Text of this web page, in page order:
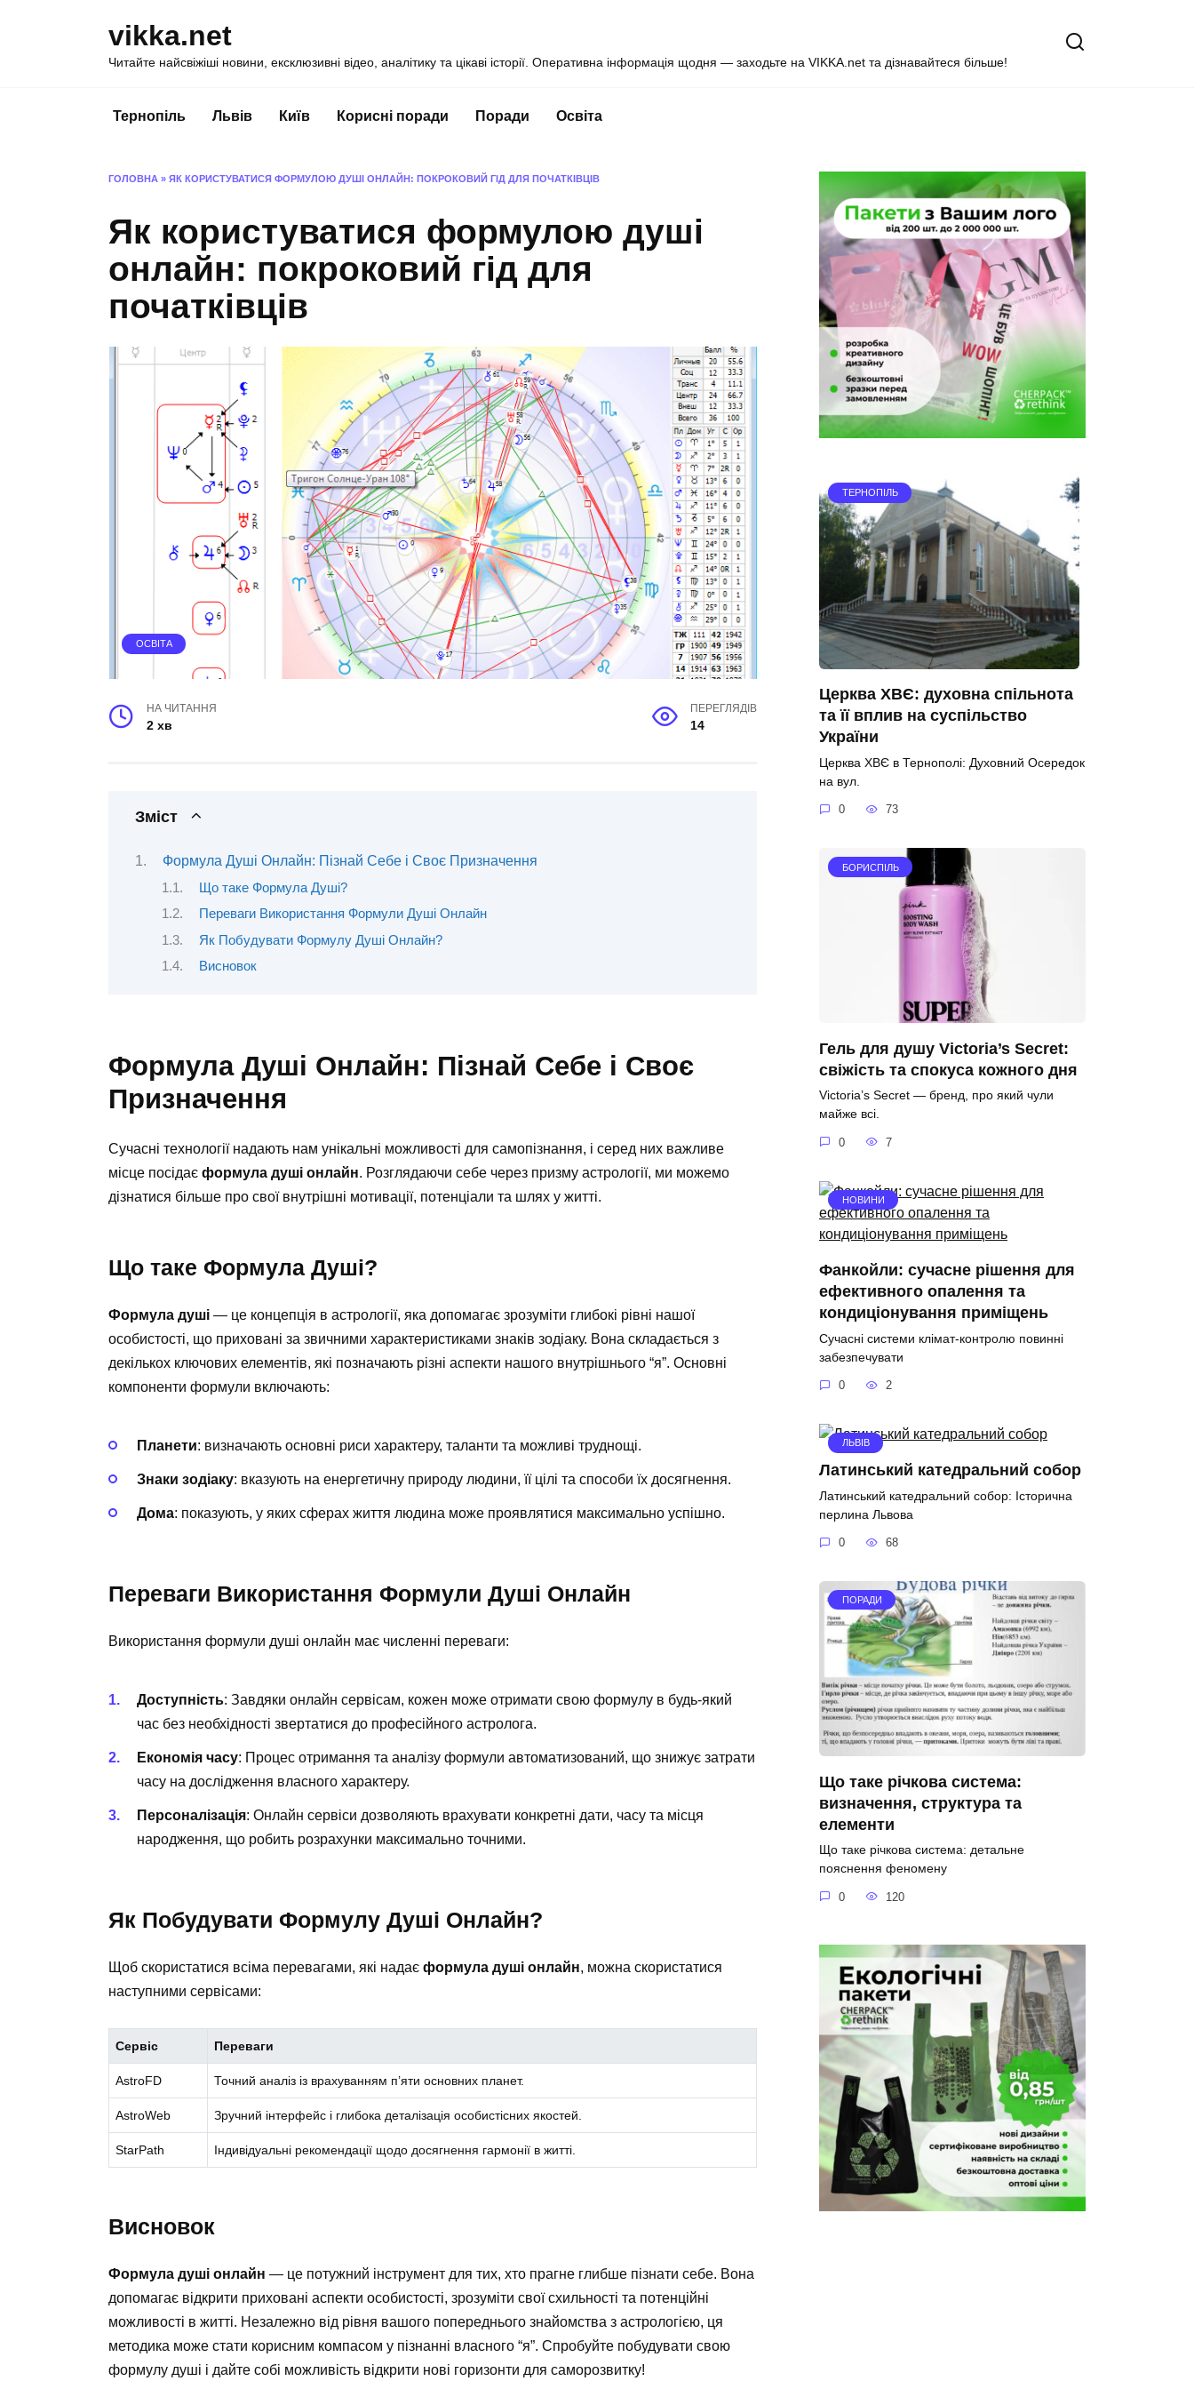
vikka.net
Читайте найсвіжіші новини, ексклюзивні відео, аналітику та цікаві історії. Оперативна інформація щодня — заходьте на VIKKA.net та дізнавайтеся більше!
Тернопіль Львів Київ Корисні поради Поради Освіта
ГОЛОВНА » ЯК КОРИСТУВАТИСЯ ФОРМУЛОЮ ДУШІ ОНЛАЙН: ПОКРОКОВИЙ ГІД ДЛЯ ПОЧАТКІВЦІВ
Як користуватися формулою душі
онлайн: покроковий гід для
початківців
ОСВІТА
НА ЧИТАННЯ
2 хв
ПЕРЕГЛЯДІВ
14
Зміст
Формула Душі Онлайн: Пізнай Себе і Своє Призначення
Що таке Формула Душі?
Переваги Використання Формули Душі Онлайн
Як Побудувати Формулу Душі Онлайн?
Висновок
Формула Душі Онлайн: Пізнай Себе і Своє
Призначення
Сучасні технології надають нам унікальні можливості для самопізнання, і серед них важливе
місце посідає формула душі онлайн. Розглядаючи себе через призму астрології, ми можемо
дізнатися більше про свої внутрішні мотивації, потенціали та шлях у житті.
Що таке Формула Душі?
Формула душі — це концепція в астрології, яка допомагає зрозуміти глибокі рівні нашої
особистості, що приховані за звичними характеристиками знаків зодіаку. Вона складається з
декількох ключових елементів, які позначають різні аспекти нашого внутрішнього “я”. Основні
компоненти формули включають:
Планети: визначають основні риси характеру, таланти та можливі труднощі.
Знаки зодіаку: вказують на енергетичну природу людини, її цілі та способи їх досягнення.
Дома: показують, у яких сферах життя людина може проявлятися максимально успішно.
Переваги Використання Формули Душі Онлайн
Використання формули душі онлайн має численні переваги:
Доступність: Завдяки онлайн сервісам, кожен може отримати свою формулу в будь-який
час без необхідності звертатися до професійного астролога.
Економія часу: Процес отримання та аналізу формули автоматизований, що знижує затрати
часу на дослідження власного характеру.
Персоналізація: Онлайн сервіси дозволяють врахувати конкретні дати, часу та місця
народження, що робить розрахунки максимально точними.
Як Побудувати Формулу Душі Онлайн?
Щоб скористатися всіма перевагами, які надає формула душі онлайн, можна скористатися
наступними сервісами:
Сервіс Переваги
AstroFD Точний аналіз із врахуванням п’яти основних планет.
AstroWeb Зручний інтерфейс і глибока деталізація особистісних якостей.
StarPath Індивідуальні рекомендації щодо досягнення гармонії в житті.
Висновок
Формула душі онлайн — це потужний інструмент для тих, хто прагне глибше пізнати себе. Вона
допомагає відкрити приховані аспекти особистості, зрозуміти свої схильності та потенційні
можливості в житті. Незалежно від рівня вашого попереднього знайомства з астрологією, ця
методика може стати корисним компасом у пізнанні власного “я”. Спробуйте побудувати свою
формулу душі і дайте собі можливість відкрити нові горизонти для саморозвитку!
ТЕРНОПІЛЬ
Церква ХВЄ: духовна спільнота
та її вплив на суспільство
України
Церква ХВЄ в Тернополі: Духовний Осередок
на вул.
0 73
БОРИСПІЛЬ
Гель для душу Victoria’s Secret:
свіжість та спокуса кожного дня
Victoria’s Secret — бренд, про який чули
майже всі.
0 7
НОВИНИ
Фанкойли: сучасне рішення для
ефективного опалення та
кондиціонування приміщень
Сучасні системи клімат-контролю повинні
забезпечувати
0 2
ЛЬВІВ
Латинський катедральний собор
Латинський катедральний собор: Історична
перлина Львова
0 68
ПОРАДИ
Що таке річкова система:
визначення, структура та
елементи
Що таке річкова система: детальне
пояснення феномену
0 120